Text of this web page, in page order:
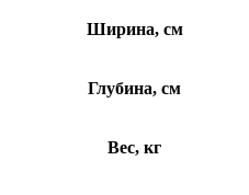
Ширина, см
Глубина, см
Вес, кг